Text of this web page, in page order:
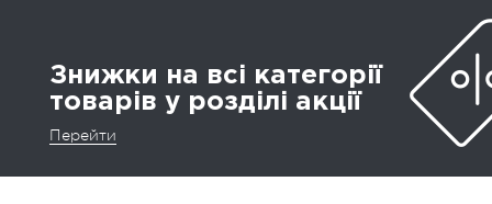
Знижки на всі категорії
товарів у розділі акції
Перейти